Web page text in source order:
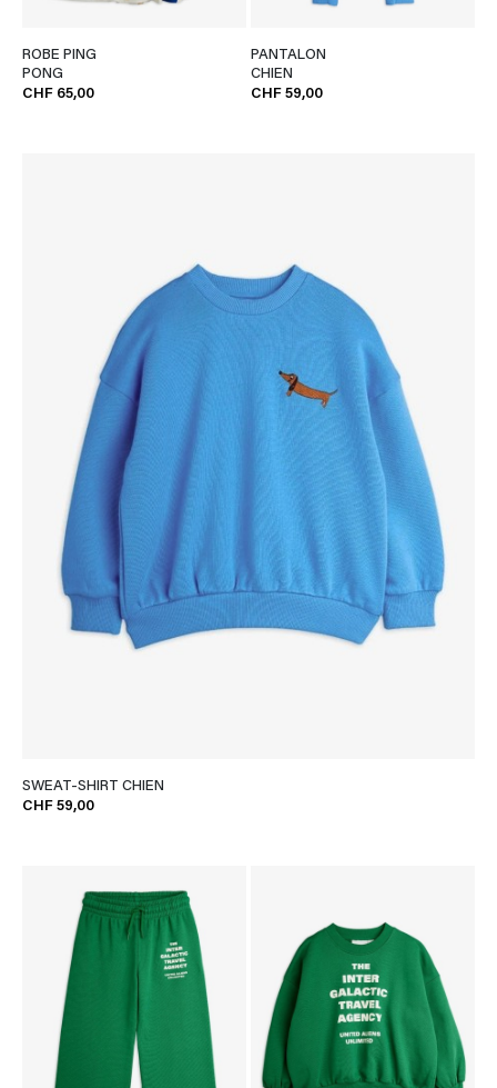
ROBE PING
PONG
CHF 65,00
PANTALON
CHIEN
CHF 59,00
SWEAT-SHIRT CHIEN
CHF 59,00